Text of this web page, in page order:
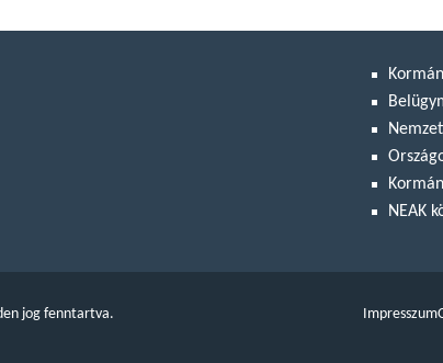
NEAK
jog fenntartva. Impresszum